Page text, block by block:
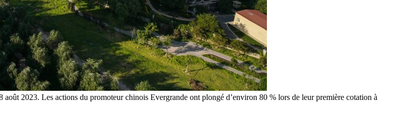
2023. Les actions du promoteur chinois Evergrande ont plongé d’environ 80 % lors de leur première cotation à